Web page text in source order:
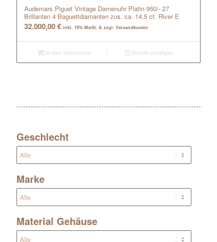
Audemars Piguet Vintage Damenuhr Platin 950/- 27
Brillanten 4 Baguettdiamanten zus. ca. 14,5 ct. River E
32.000,00€ inkl. 19% MwSt. & zzgl. Versandkosten
In den Warenkorb Details anzeigen
Geschlecht
Marke
Material Gehäuse